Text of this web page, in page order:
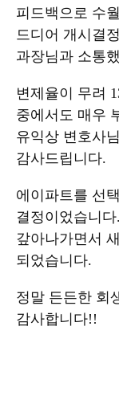
피드백으로 수
드디어 개시결
과장님과 소통
변제율이 무려
중에서도 매우
유익상 변호사
감사드립니다.
에이파트를 선
결정이었습니
갚아나가면서
되었습니다.
정말 든든한 회
감사합니다!!